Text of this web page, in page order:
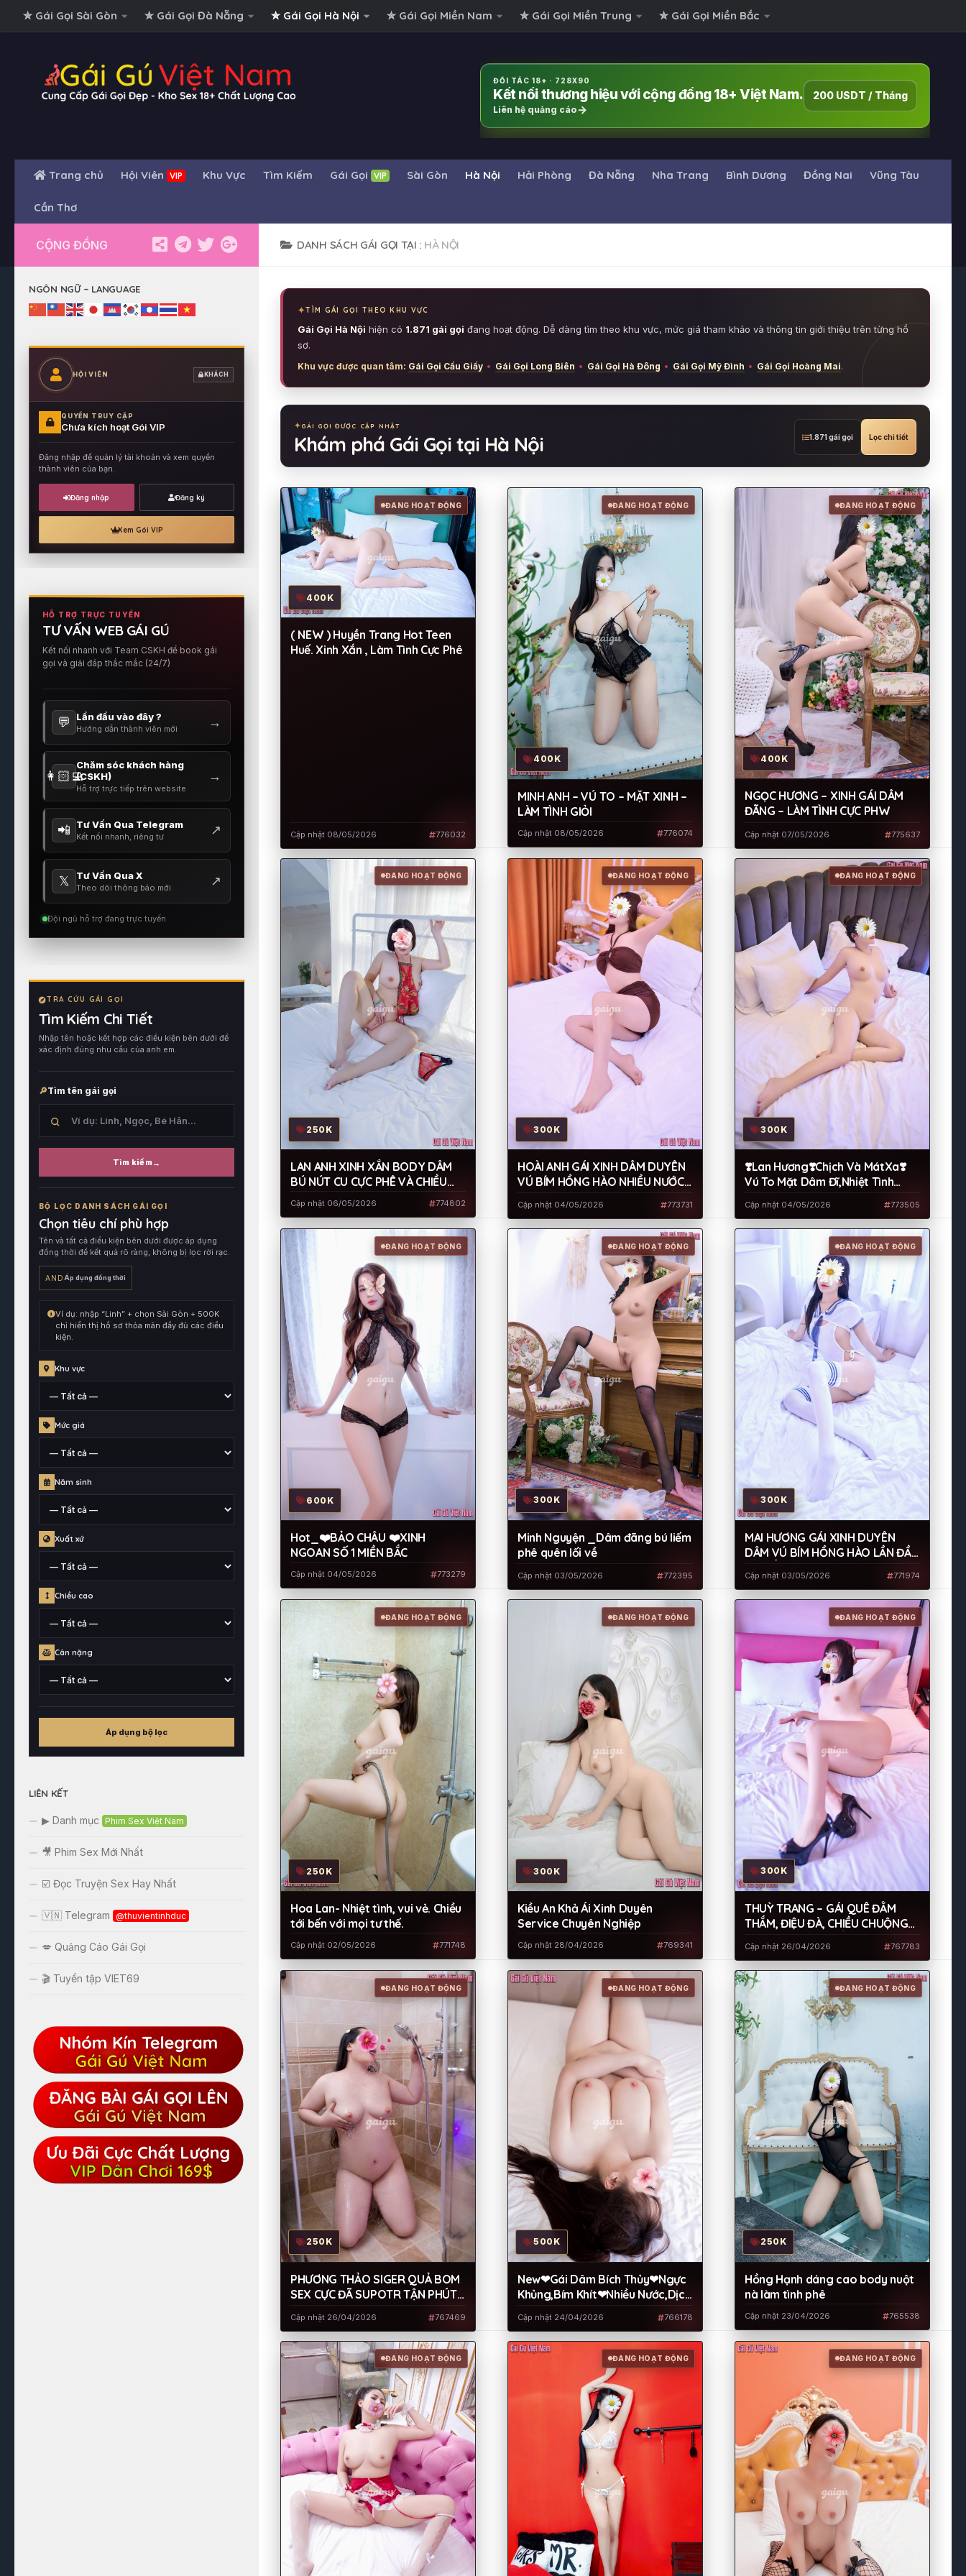
Skip to content
✮ Gái Gọi Sài Gòn ✮ Gái Gọi Đà Nẵng ✮ Gái Gọi Hà Nội ✮ Gái Gọi Miền Nam ✮ Gái Gọi Miền Trung ✮ Gái Gọi Miền Bắc
ĐỐI TÁC 18+ · 728X90
Kết nối thương hiệu với cộng đồng 18+ Việt Nam.
Liên hệ quảng cáo
200 USDT / Tháng
Trang chủ Hội Viên VIP Khu Vực Tìm Kiếm Gái Gọi VIP Sài Gòn Hà Nội Hải Phòng Đà Nẵng Nha Trang Bình Dương Đồng Nai Vũng Tàu
Cần Thơ
DANH SÁCH GÁI GỌI TẠI : HÀ NỘI
TÌM GÁI GỌI THEO KHU VỰC
Gái Gọi Hà Nội hiện có 1.871 gái gọi đang hoạt động. Dễ dàng tìm theo khu vực, mức giá tham khảo và thông tin giới thiệu trên từng hồ
sơ.
Khu vực được quan tâm: Gái Gọi Cầu Giấy • Gái Gọi Long Biên • Gái Gọi Hà Đông • Gái Gọi Mỹ Đình • Gái Gọi Hoàng Mai.
GÁI GỌI ĐƯỢC CẬP NHẬT
Khám phá Gái Gọi tại Hà Nội 1.871 gái gọi Lọc chi tiết
ĐANG HOẠT ĐỘNG
400K
( NEW ) Huyền Trang Hot Teen
Huế. Xinh Xắn , Làm Tình Cực Phê
Cập nhật 08/05/2026 776032
ĐANG HOẠT ĐỘNG
400K
MINH ANH – VÚ TO – MẶT XINH –
LÀM TÌNH GIỎI
Cập nhật 08/05/2026 776074
ĐANG HOẠT ĐỘNG
400K
NGỌC HƯƠNG – XINH GÁI DÂM
ĐÃNG – LÀM TÌNH CỰC PHW
Cập nhật 07/05/2026 775637
ĐANG HOẠT ĐỘNG
250K
LAN ANH XINH XẮN BODY DÂM
BÚ NÚT CU CỰC PHÊ VÀ CHIỀU
KHÁCH
Cập nhật 06/05/2026 774802
ĐANG HOẠT ĐỘNG
300K
HOÀI ANH GÁI XINH DÂM DUYÊN
VÚ BÍM HỒNG HÀO NHIỀU NƯỚC
Cập nhật 04/05/2026 773731
ĐANG HOẠT ĐỘNG
300K
❣️Lan Hương❣️Chịch Và MátXa❣️
Vú To Mặt Dâm Đĩ,Nhiệt Tình
Cập nhật 04/05/2026 773505
ĐANG HOẠT ĐỘNG
600K
Hot_❤️BẢO CHÂU ❤️XINH
NGOAN SỐ 1 MIỀN BẮC
Cập nhật 04/05/2026 773279
ĐANG HOẠT ĐỘNG
300K
Minh Nguyện _Dâm đãng bú liếm
phê quên lối về
Cập nhật 03/05/2026 772395
ĐANG HOẠT ĐỘNG
300K
MAI HƯƠNG GÁI XINH DUYÊN
DÂM VÚ BÍM HỒNG HÀO LẦN ĐẦU
Cập nhật 03/05/2026 771974
ĐANG HOẠT ĐỘNG
250K
Hoa Lan- Nhiệt tình, vui vẻ. Chiều
tới bến với mọi tư thế.
Cập nhật 02/05/2026 771748
ĐANG HOẠT ĐỘNG
300K
Kiều An Khả Ái Xinh Duyên
Service Chuyên Nghiệp
Cập nhật 28/04/2026 769341
ĐANG HOẠT ĐỘNG
300K
THUỲ TRANG – GÁI QUÊ ĐẰM
THẮM, ĐIỆU ĐÀ, CHIỀU CHUỘNG
QUÊ
Cập nhật 26/04/2026 767783
ĐANG HOẠT ĐỘNG
250K
PHƯƠNG THẢO SIGER QUẢ BOM
SEX CỰC ĐÃ SUPOTR TẬN PHÚT
Cập nhật 26/04/2026 767469
ĐANG HOẠT ĐỘNG
500K
New❤Gái Dâm Bích Thủy❤Ngực
Khủng,Bím Khít❤Nhiều Nước,Dịch
Chuộng,Cưng Xỉu
Cập nhật 24/04/2026 766178
ĐANG HOẠT ĐỘNG
250K
Hồng Hạnh dáng cao body nuột
nà làm tình phê
Cập nhật 23/04/2026 765538
ĐANG HOẠT ĐỘNG ĐANG HOẠT ĐỘNG ĐANG HOẠT ĐỘNG
CỘNG ĐỒNG
NGÔN NGỮ – LANGUAGE
HỘI VIÊN KHÁCH
QUYỀN TRUY CẬP
Chưa kích hoạt Gói VIP
Đăng nhập để quản lý tài khoản và xem quyền
thành viên của bạn.
Đăng nhập Đăng ký
Xem Gói VIP
HỖ TRỢ TRỰC TUYẾN
TƯ VẤN WEB GÁI GÚ
Kết nối nhanh với Team CSKH để book gái
gọi và giải đáp thắc mắc (24/7)
💬 Lần đầu vào đây ?
Hướng dẫn thành viên mới →
👩🏻‍💻
Chăm sóc khách hàng
(CSKH)
Hỗ trợ trực tiếp trên website
→
📲 Tư Vấn Qua Telegram
Kết nối nhanh, riêng tư ↗
𝕏 Tư Vấn Qua X
Theo dõi thông báo mới ↗
Đội ngũ hỗ trợ đang trực tuyến
TRA CỨU GÁI GỌI
Tìm Kiếm Chi Tiết
Nhập tên hoặc kết hợp các điều kiện bên dưới để
xác định đúng nhu cầu của anh em.
Tìm tên gái gọi
Tìm kiếm
trong
tên
hồ
sơ,
đó
kết
hợp
cùng
toàn
điều
chọn.
BỘ LỌC DANH SÁCH GÁI GỌI
Chọn tiêu chí phù hợp
Tên và tất cả điều kiện bên dưới được áp dụng
đồng thời để kết quả rõ ràng, không bị lọc rời rạc.
AND Áp dụng đồng thời
Ví dụ: nhập “Linh” + chọn Sài Gòn + 500K
chỉ hiển thị hồ sơ thỏa mãn đầy đủ các điều
kiện.
Khu vực
Tỉnh,
thành
hoặc
quận
huyện
Mức giá
Mức
giá
gắn
cho
hồ
Năm sinh
Thông
tin
sinh
Xuất xứ
Khu
vực
xứ
Chiều cao
Chiều
cao
khảo
Cân nặng
nặng
khảo
Áp dụng bộ lọc
LIÊN KẾT
▶ Danh mục Phim Sex Việt Nam
🎥 Phim Sex Mới Nhất
☑️ Đọc Truyện Sex Hay Nhất
🇻🇳 Telegram @thuvientinhduc
💋 Quảng Cáo Gái Gọi
🎬 Tuyển tập VIET69